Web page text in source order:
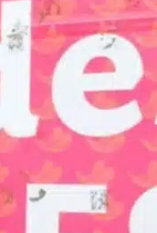
al
una
integral de las